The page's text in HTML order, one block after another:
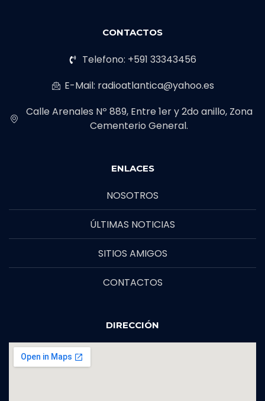
CONTACTOS
Telefono: +591 33343456
E-Mail: radioatlantica@yahoo.es
Calle Arenales Nº 889, Entre 1er y 2do anillo, Zona
Cementerio General.
ENLACES
NOSOTROS
ÚLTIMAS NOTICIAS
SITIOS AMIGOS
CONTACTOS
DIRECCIÓN